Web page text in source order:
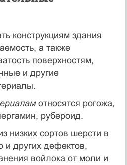
конструкциям здания
а также
поверхностям,
и другие
относятся рогожа,
рубероид.
низких сортов шерсти в
и других дефектов,
войлока от моли и